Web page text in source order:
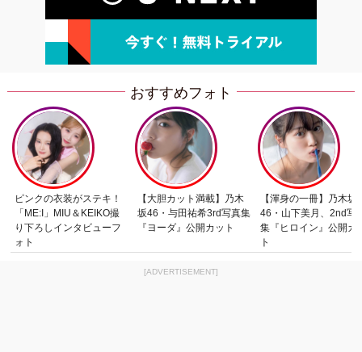
おすすめフォト
ピンクの衣装がステキ！
「ME:I」MIU＆KEIKO撮
り下ろしインタビューフ
ォト
【大胆カット満載】乃木
坂46・与田祐希3rd写真集
『ヨーダ』公開カット
【渾身の一冊】乃木坂
46・山下美月、2nd写
集『ヒロイン』公開カ
ト
[ADVERTISEMENT]